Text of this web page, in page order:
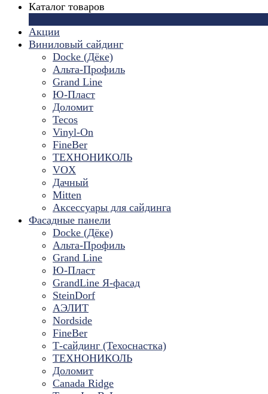
Каталог товаров
Акции
Виниловый сайдинг
Docke (Дёке)
Альта-Профиль
Grand Line
Ю-Пласт
Доломит
Tecos
Vinyl-On
FineBer
ТЕХНОНИКОЛЬ
VOX
Дачный
Mitten
Аксессуары для сайдинга
Фасадные панели
Docke (Дёке)
Альта-Профиль
Grand Line
Ю-Пласт
GrandLine Я-фасад
SteinDorf
АЭЛИТ
Nordside
FineBer
Т-сайдинг (Техоснастка)
ТЕХНОНИКОЛЬ
Доломит
Canada Ridge